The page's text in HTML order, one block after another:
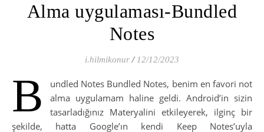
Alma uygulaması-Bundled
Notes
i.hilmikonur / 12/12/2023
B
undled Notes Bundled Notes, benim en favori not
alma uygulamam haline geldi. Android’in sizin
tasarladığınız Materyalini etkileyerek, ilginç bir
şekilde, hatta Google’ın kendi Keep Notes’uyla